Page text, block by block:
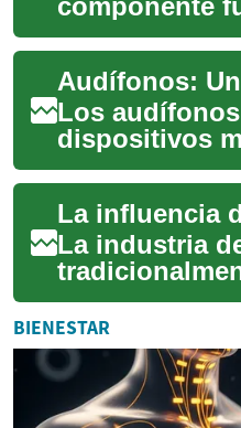
componente
para
claridad y
Los
dispositivos
diseñados
sonido y
de vida de las
La industria
por sus
tendencias
BIENESTAR